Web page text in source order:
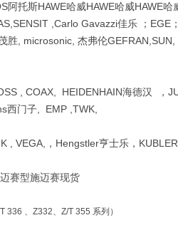
托斯HAWE哈威HAWE哈威HAWE哈
,Carlo Gavazzi佳乐 ；EGE
胜, microsonic, 杰弗伦
, COAX, HEIDENHAIN海德汉 ，
西门子, EMP ,TWK,
, VEGA,，Hengstler亨士乐，
赛型施迈赛现货
336 、Z332、Z/T 355 系列）